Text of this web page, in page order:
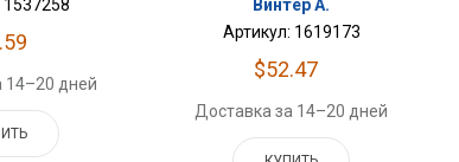
1537258
14–20 дней
Винтер А.
Артикул: 1619173
$52.47
Доставка за 14–20 дней